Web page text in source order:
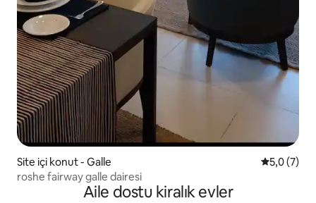
Site içi konut - Galle 55,0 (7)
roshe fairway galle dairesi
Aile dostu kiralık evler